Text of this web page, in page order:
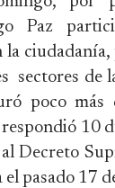
Paz
ciudadanía,
sectores de
poco más
10
Decreto
el pasado 17